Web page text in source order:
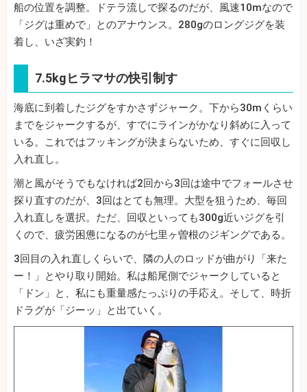
船の位置を調整。ドテラ流しで探るのだが、風速10mなので
「ジグは重めで」とのアナウンス。280gのロングジグを装
着し、いざ実釣！
7.5kgヒラマサの快引制す
海底に到着したジグをすかさずジャーク。下から30mくらい
までをジャークするが、すでにラインがかなり斜めに入って
いる。これではフッキングが決まらないため、すぐに回収し
入れ直し。
潮と風がそうでもなければ2回から3回は途中でフォールさせ
探り直すのだが、3回はとても無理。大型を狙うため、毎回
入れ直しを選択。ただ、回収といっても300g近いジグを引
くので、疲労困憊になるのが七里ヶ曽根のジギングである。
3回目の入れ直しくらいで、隣の人のロッドが曲がり「来た
ー！」とやり取り開始。私は船尾側でジャークしていると
「ドン」と、私にも重量感たっぷりの手応え。そして、時折
ドラグが「ジーッ」と出ていく。